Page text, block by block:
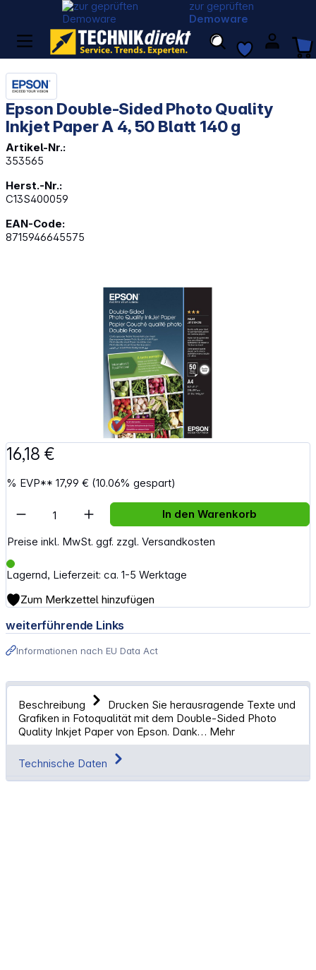
zur geprüften
Demoware
Epson Double-Sided Photo Quality
Inkjet Paper A 4, 50 Blatt 140 g
Artikel-Nr.:
353565
Herst.-Nr.:
C13S400059
EAN-Code:
8715946645575
Bildergalerie überspringen
16,18 €
% EVP**17,99 € (10.06% gespart)
Preise inkl. MwSt. ggf. zzgl. Versandkosten
Lagernd, Lieferzeit: ca. 1-5 Werktage
Artikel Anzahl: Gib den gewünschten
In den Warenkorb
Zum Merkzettel hinzufügen
weiterführende Links
Informationen nach EU Data Act
Beschreibung
Drucken Sie herausragende Texte und
Grafiken in Fotoqualität mit dem Double-Sided Photo
Quality Inkjet Paper von Epson. Dank… Mehr
Technische Daten